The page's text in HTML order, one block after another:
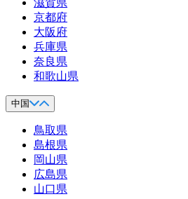
京都府
大阪府
兵庫県
奈良県
和歌山県
中国
鳥取県
島根県
岡山県
広島県
山口県